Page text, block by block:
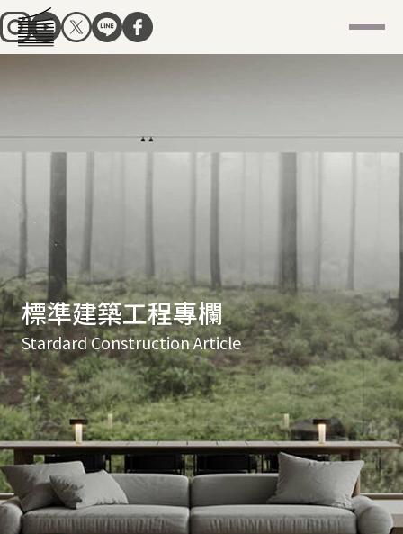
標準建築工程專欄
Stardard Construction Article